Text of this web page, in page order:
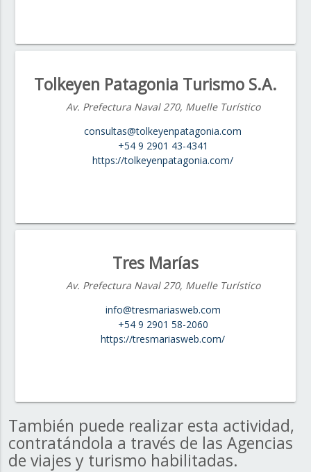
Tolkeyen Patagonia Turismo S.A.
Av. Prefectura Naval 270, Muelle Turístico
consultas@tolkeyenpatagonia.com
+54 9 2901 43-4341
https://tolkeyenpatagonia.com/
Tres Marías
Av. Prefectura Naval 270, Muelle Turístico
info@tresmariasweb.com
+54 9 2901 58-2060
https://tresmariasweb.com/
También puede realizar esta actividad,
contratándola a través de las Agencias
de viajes y turismo habilitadas.